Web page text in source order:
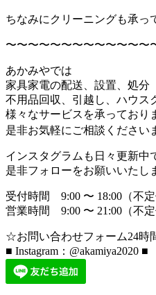
ちなみにクリーニングも承っ
〜〜〜〜〜〜〜〜〜〜〜〜〜
あかみやでは
家具家電の配送、設置、処分
不用品回収、引越し、ハウス
様々なサービスを承っており
是非お気軽にご相談ください
インスタグラムも日々更新中
是非フォローをお願いいた
受付時間 9:00 〜 18:00（不定
営業時間 9:00 〜 21:00（不定
☆お問い合わせフォーム24時
■ Instagram：@akamiya2020 ■